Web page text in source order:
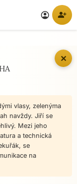
account_circle person_add
✕
vlasy, zelenýma
navždy. Jiří se
Mezi jeho
a technická
se
na